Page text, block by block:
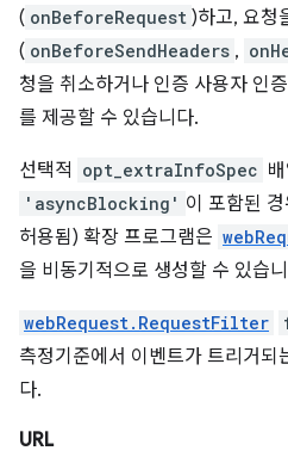
( onBeforeRequest )하고, 요청
( onBeforeSendHeaders ,
청을 취소하거나 인증 사용자 인
를 제공할 수 있습니다.
선택적 opt_extraInfoSpec
'asyncBlocking' 이 포함된 경
허용됨) 확장 프로그램은
을 비동기적으로 생성할 수 있습
webRequest.RequestFilter
측정기준에서 이벤트가 트리거되
다.
URL